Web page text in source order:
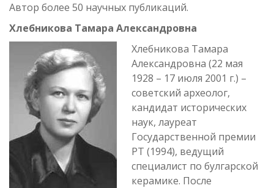
Автор более 50 научных публикаций.
Хлебникова Тамара Александровна
Хлебникова Тамара
Александровна (22 мая
1928 – 17 июля 2001 г.) –
советский археолог,
кандидат исторических
наук, лауреат
Государственной премии
РТ (1994), ведущий
специалист по булгарской
керамике. После